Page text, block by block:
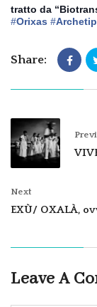
tratto da
‪#‎Orixas‬ ‪#‎
Share:
Next
EXÙ/ OXALÀ,
Leave A